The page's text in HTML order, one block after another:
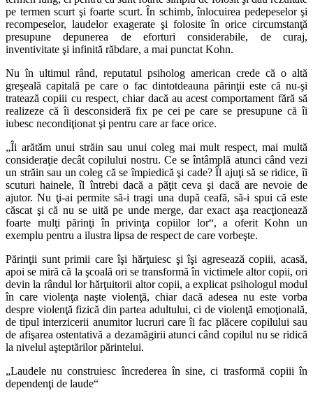
pe termen scurt şi foarte scurt. În schimb, înlocuirea pedepeselor şi
recompeselor, laudelor exagerate şi folosite în orice circumstanţă
presupune depunerea de eforturi considerabile, de curaj,
inventivitate şi infinită răbdare, a mai punctat Kohn.
Nu în ultimul rând, reputatul psiholog american crede că o altă
greşeală capitală pe care o fac dintotdeauna părinţii este că nu-şi
tratează copiii cu respect, chiar dacă au acest comportament fără să
realizeze că îi desconsideră fix pe cei pe care se presupune că îi
iubesc necondiţionat şi pentru care ar face orice.
„Îi arătăm unui străin sau unui coleg mai mult respect, mai multă
consideraţie decât copilului nostru. Ce se întâmplă atunci când vezi
un străin sau un coleg că se împiedică şi cade? Îl ajuţi să se ridice, îi
scuturi hainele, îl întrebi dacă a păţit ceva şi dacă are nevoie de
ajutor. Nu ţi-ai permite să-i tragi una după ceafă, să-i spui că este
căscat şi că nu se uită pe unde merge, dar exact aşa reacţionează
foarte mulţi părinţi în privinţa copiilor lor“, a oferit Kohn un
exemplu pentru a ilustra lipsa de respect de care vorbeşte.
Părinţii sunt primii care îşi hărţuiesc şi îşi agresează copiii, acasă,
apoi se miră că la şcoală ori se transformă în victimele altor copii, ori
devin la rândul lor hărţuitorii altor copii, a explicat psihologul modul
în care violenţa naşte violenţă, chiar dacă adesea nu este vorba
despre violenţă fizică din partea adultului, ci de violenţă emoţională,
de tipul interzicerii anumitor lucruri care îi fac plăcere copilului sau
de afişarea ostentativă a dezamăgirii atunci când copilul nu se ridică
la nivelul aşteptărilor părintelui.
„Laudele nu construiesc încrederea în sine, ci trasformă copiii în
dependenţi de laude“